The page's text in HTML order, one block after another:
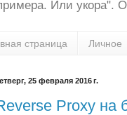
Или укора".
страница Личное
25 февраля 2016 г.
Proxy на